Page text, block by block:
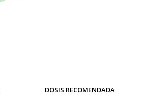
DOSIS RECOMENDADA